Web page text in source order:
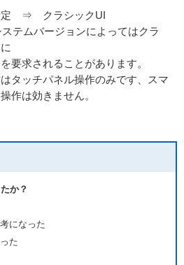
⇒ クラシックUI
テムバージョンによってはクラ
要求されることがあります。
タッチパネル操作のみです、スマ
作は効きません。
か？
になった
た